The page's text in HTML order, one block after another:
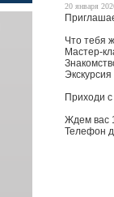
20 января
Что тебя
Мастер-
Приходи с
Ждем вас
Телефон